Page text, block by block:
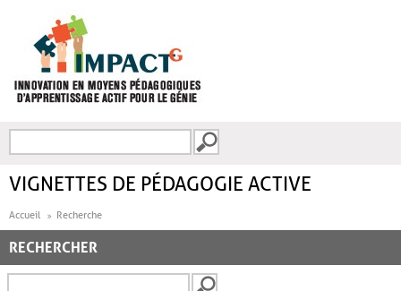
FORMULAIRE DE
VIGNETTES DE PÉDAGOGIE ACTIVE
Accueil Recherche
RECHERCHER